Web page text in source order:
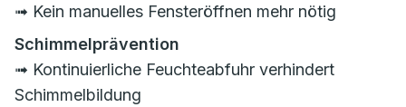
➟ Kein manuelles Fensteröffnen mehr nötig
Schimmelprävention
➟ Kontinuierliche Feuchteabfuhr verhindert
Schimmelbildung